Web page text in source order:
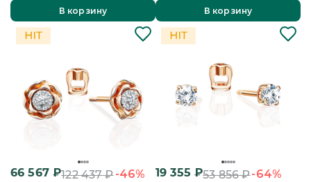
В корзину
В корзину
66 567₽122 437₽-46% 19 355 ₽53 856₽-64%